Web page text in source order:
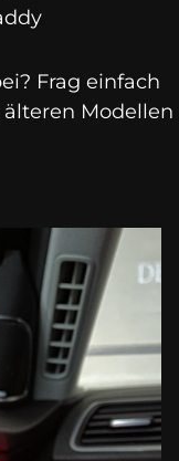
Frag einfach
Modellen